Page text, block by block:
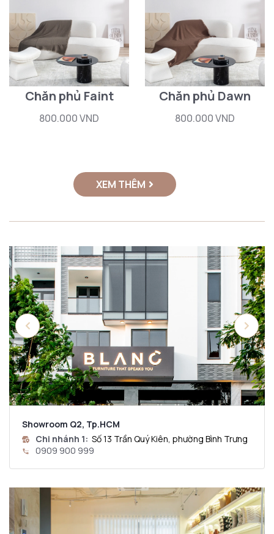
Chăn phủ Faint
800.000 VND
Chăn phủ Dawn
800.000 VND
XEM THÊM
Showroom Q2, Tp.HCM
Chi nhánh 1: Số 13 Trần Quý Kiên, phường Bình Trưng
0909 900 999